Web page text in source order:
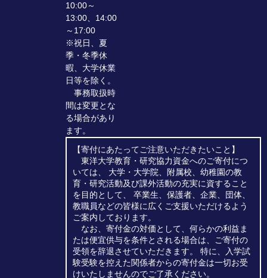
10:00～
13:00、14:00
～17:00
※祝日、夏
季・冬季休
暇、大学休業
日等を除く。
事務取扱時
間は変更とな
る場合があり
ます。
【寄付にあたってご注意いただきたいこと】
東洋大学教育・研究協力資金へのご寄付につ
いては、 大学・大学院、附属校、幼稚園の教
育・研究活動及び課外活動の充実に資すること
を目的として、 卒業生、保護者、企業、団体、
教職員などの皆様に広くご支援いただけるよう
ご案内しております。
なお、寄付金の対価として、何らかの利益ま
たは便宜供与を条件とされる場合は、ご寄付の
受領を辞退させていただきます。 特に、入学試
験受験を控えた関係者からの寄付金は一切お受
けいたしませんのでご了承ください。